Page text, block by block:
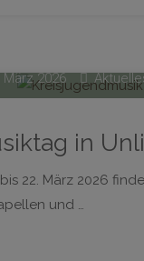
März 2026
in
22. März 2026
und …